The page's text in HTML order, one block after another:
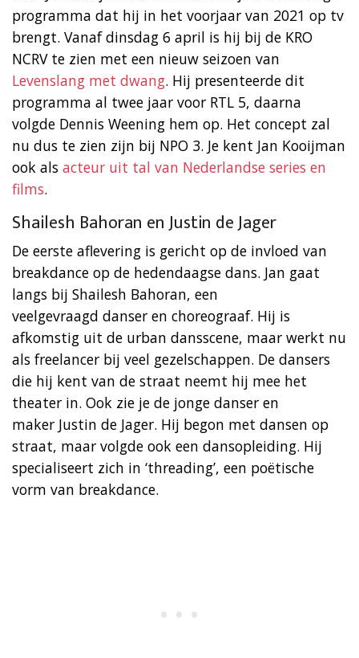
programma dat hij in het voorjaar van 2021 op tv
brengt. Vanaf dinsdag 6 april is hij bij de KRO
NCRV te zien met een nieuw seizoen van
Levenslang met dwang. Hij presenteerde dit
programma al twee jaar voor RTL 5, daarna
volgde Dennis Weening hem op. Het concept zal
nu dus te zien zijn bij NPO 3. Je kent Jan Kooijman
ook als acteur uit tal van Nederlandse series en
films.
Shailesh Bahoran en Justin de Jager
De eerste aflevering is gericht op de invloed van
breakdance op de hedendaagse dans. Jan gaat
langs bij Shailesh Bahoran, een
veelgevraagd danser en choreograaf. Hij is
afkomstig uit de urban dansscene, maar werkt nu
als freelancer bij veel gezelschappen. De dansers
die hij kent van de straat neemt hij mee het
theater in. Ook zie je de jonge danser en
maker Justin de Jager. Hij begon met dansen op
straat, maar volgde ook een dansopleiding. Hij
specialiseert zich in ‘threading’, een poëtische
vorm van breakdance.